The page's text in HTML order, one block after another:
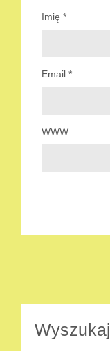
Imię *
Email *
WWW
Wyszukaj